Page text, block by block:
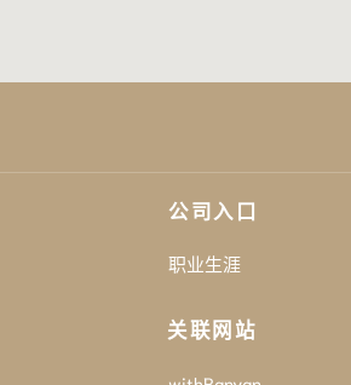
公司入口
职业生涯
关联网站